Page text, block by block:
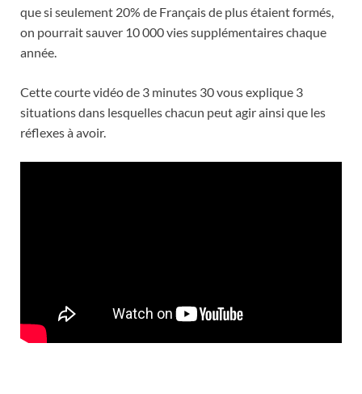
que si seulement 20% de Français de plus étaient formés,
on pourrait sauver 10 000 vies supplémentaires chaque
année.
Cette courte vidéo de 3 minutes 30 vous explique 3
situations dans lesquelles chacun peut agir ainsi que les
réflexes à avoir.